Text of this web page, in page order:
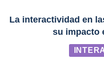
La interactividad en
su impacto